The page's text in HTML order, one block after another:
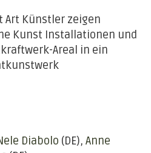
Art Künstler zeigen
Kunst Installationen und
Areal in ein
Diabolo (DE) Anne